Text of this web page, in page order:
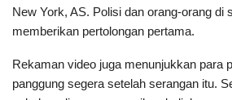
New York, AS. Polisi dan orang-orang di
memberikan pertolongan pertama.
Rekaman video juga menunjukkan para
panggung segera setelah serangan itu.